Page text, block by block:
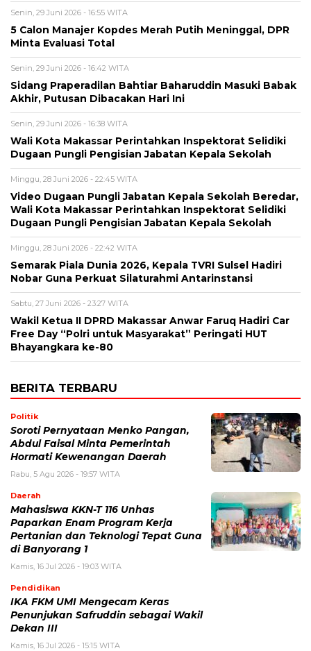
Senin, 29 Juni 2026 - 16:55 WITA
5 Calon Manajer Kopdes Merah Putih Meninggal, DPR
Minta Evaluasi Total
Senin, 29 Juni 2026 - 16:42 WITA
Sidang Praperadilan Bahtiar Baharuddin Masuki Babak
Akhir, Putusan Dibacakan Hari Ini
Senin, 29 Juni 2026 - 16:38 WITA
Wali Kota Makassar Perintahkan Inspektorat Selidiki
Dugaan Pungli Pengisian Jabatan Kepala Sekolah
Minggu, 28 Juni 2026 - 22:45 WITA
Video Dugaan Pungli Jabatan Kepala Sekolah Beredar,
Wali Kota Makassar Perintahkan Inspektorat Selidiki
Dugaan Pungli Pengisian Jabatan Kepala Sekolah
Minggu, 28 Juni 2026 - 22:42 WITA
Semarak Piala Dunia 2026, Kepala TVRI Sulsel Hadiri
Nobar Guna Perkuat Silaturahmi Antarinstansi
Sabtu, 27 Juni 2026 - 23:27 WITA
Wakil Ketua II DPRD Makassar Anwar Faruq Hadiri Car
Free Day “Polri untuk Masyarakat” Peringati HUT
Bhayangkara ke-80
BERITA TERBARU
Politik
Soroti Pernyataan Menko Pangan,
Abdul Faisal Minta Pemerintah
Hormati Kewenangan Daerah
Rabu, 5 Agu 2026 - 19:57 WITA
Daerah
Mahasiswa KKN-T 116 Unhas
Paparkan Enam Program Kerja
Pertanian dan Teknologi Tepat Guna
di Banyorang 1
Kamis, 16 Jul 2026 - 19:03 WITA
Pendidikan
IKA FKM UMI Mengecam Keras
Penunjukan Safruddin sebagai Wakil
Dekan III
Kamis, 16 Jul 2026 - 15:15 WITA